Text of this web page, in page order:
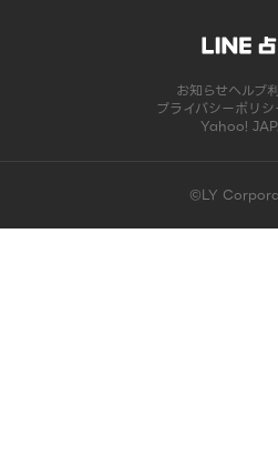
お知らせヘルプ
プライバシーポリシ
Yahoo!
©LY
このコンテンツは掲載が終了しま